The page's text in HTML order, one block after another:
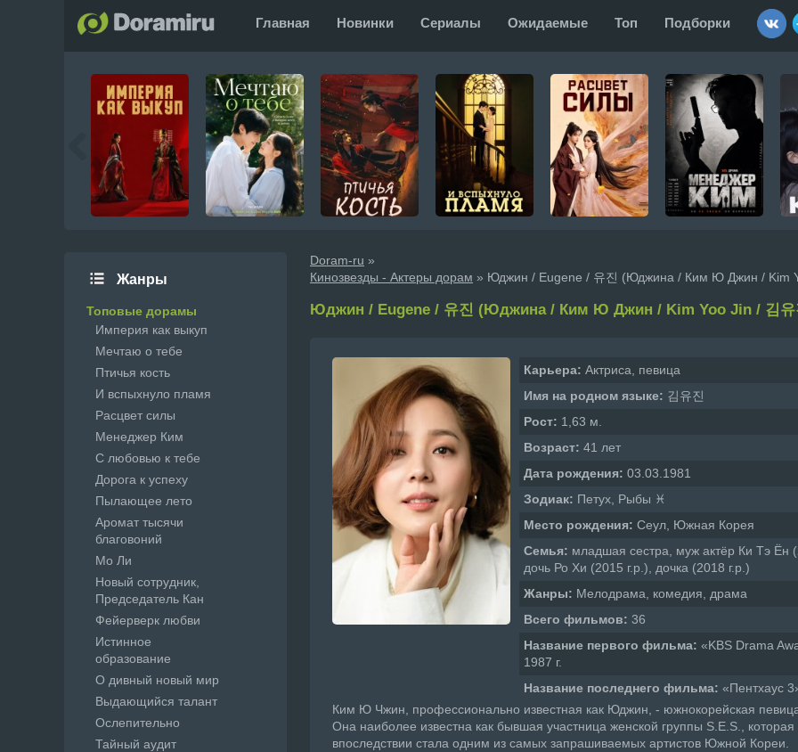
Главная Новинки Сериалы Ожидаемые Топ Подборки
Doram-ru »
Кинозвезды - Актеры дорам » Юджин / Eugene / 유진 (Юджина / Ким Ю Джин / Kim
Юджин / Eugene / 유진 (Юджина / Ким Ю Джин / Kim Yoo Jin / 김유
Карьера: Актриса, певица
Имя на родном языке: 김유진
Рост: 1,63 м.
Возраст: 41 лет
Дата рождения: 03.03.1981
Зодиак: Петух, Рыбы ♓
Место рождения: Сеул, Южная Корея
Семья: младшая сестра, муж актёр Ки Тэ Ён
дочь Ро Хи (2015 г.р.), дочка (2018 г.р.)
Жанры: Мелодрама, комедия, драма
Всего фильмов: 36
Название первого фильма: «KBS Drama
1987 г.
Название последнего фильма: «Пентхаус
Ким Ю Чжин, профессионально известная как Юджин, - южнокорейская
Она наиболее известна как бывшая участница женской группы S.E.S., которая
впоследствии стала одним из самых запрашиваемых артистов Южной Кореи.
Жанры
Топовые дорамы
Империя как выкуп
Мечтаю о тебе
Птичья кость
И вспыхнуло пламя
Расцвет силы
Менеджер Ким
С любовью к тебе
Дорога к успеху
Пылающее лето
Аромат тысячи
благовоний
Мо Ли
Новый сотрудник,
Председатель Кан
Фейерверк любви
Истинное
образование
О дивный новый мир
Выдающийся талант
Ослепительно
Тайный аудит